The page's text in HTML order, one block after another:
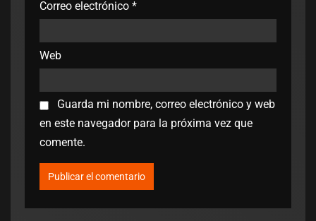
Correo electrónico *
Web
Guarda mi nombre, correo electrónico y web
en este navegador para la próxima vez que
comente.